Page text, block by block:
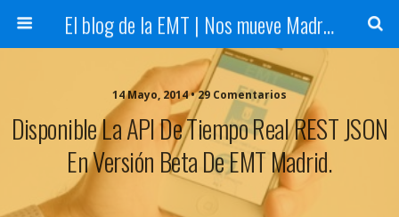
El blog de la EMT | Nos mueve Madrid
14 Mayo, 2014 • 29 Comentarios
Disponible La API De Tiempo Real REST JSON
En Versión Beta De EMT Madrid.